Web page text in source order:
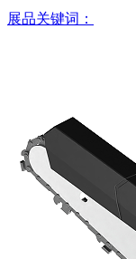
展品关键词：